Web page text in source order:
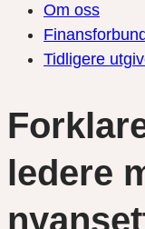
Om oss
Tidligere
ledere